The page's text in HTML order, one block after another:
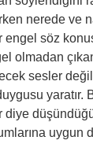
nerede ve
söz
olmadan
sesler
yaratır.
uygun